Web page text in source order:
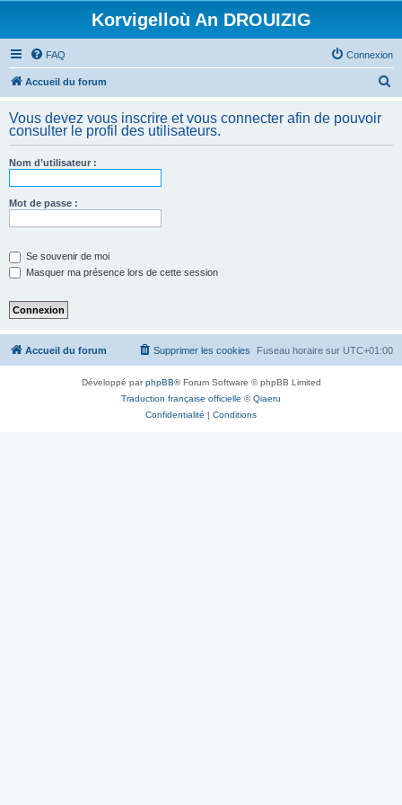
Korvigelloù An DROUIZIG
FAQ Connexion
Accueil du forum
h
Vous devez vous inscrire et vous connecter afin de pouvoir
consulter le profil des utilisateurs.
Nom d’utilisateur :
Mot de passe :
Se souvenir de moi
Masquer ma présence lors de cette session
Accueil du forum Fuseau horaire sur UTC+01:00
Supprimer les cookies
Développé parphpBB® Forum Software © phpBB Limited
Traduction française officielle ©Qiaeru
Confidentialité | Conditions